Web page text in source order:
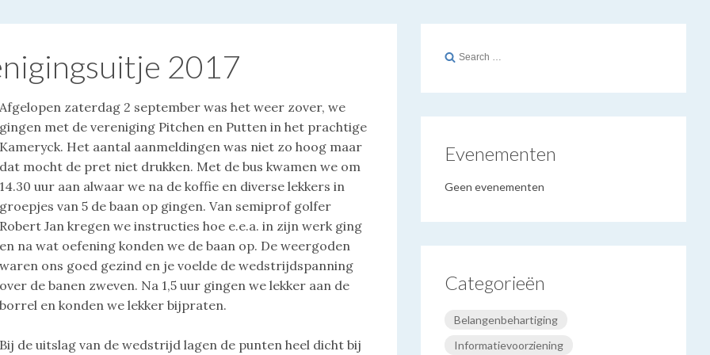
2017
Afgelopen zaterdag 2 september was het weer zover, we
gingen met de vereniging Pitchen en Putten in het prachtige
Kameryck. Het aantal aanmeldingen was niet zo hoog maar
dat mocht de pret niet drukken. Met de bus kwamen we om
14.30 uur aan alwaar we na de koffie en diverse lekkers in
groepjes van 5 de baan op gingen. Van semiprof golfer
Robert Jan kregen we instructies hoe e.e.a. in zijn werk ging
en na wat oefening konden we de baan op. De weergoden
waren ons goed gezind en je voelde de wedstrijdspanning
over de banen zweven. Na 1,5 uur gingen we lekker aan de
borrel en konden we lekker bijpraten.
Bij de uitslag van de wedstrijd lagen de punten heel dicht bij
Search
Evenementen
Geen evenementen
Categorieën
Belangenbehartiging
Informatievoorziening